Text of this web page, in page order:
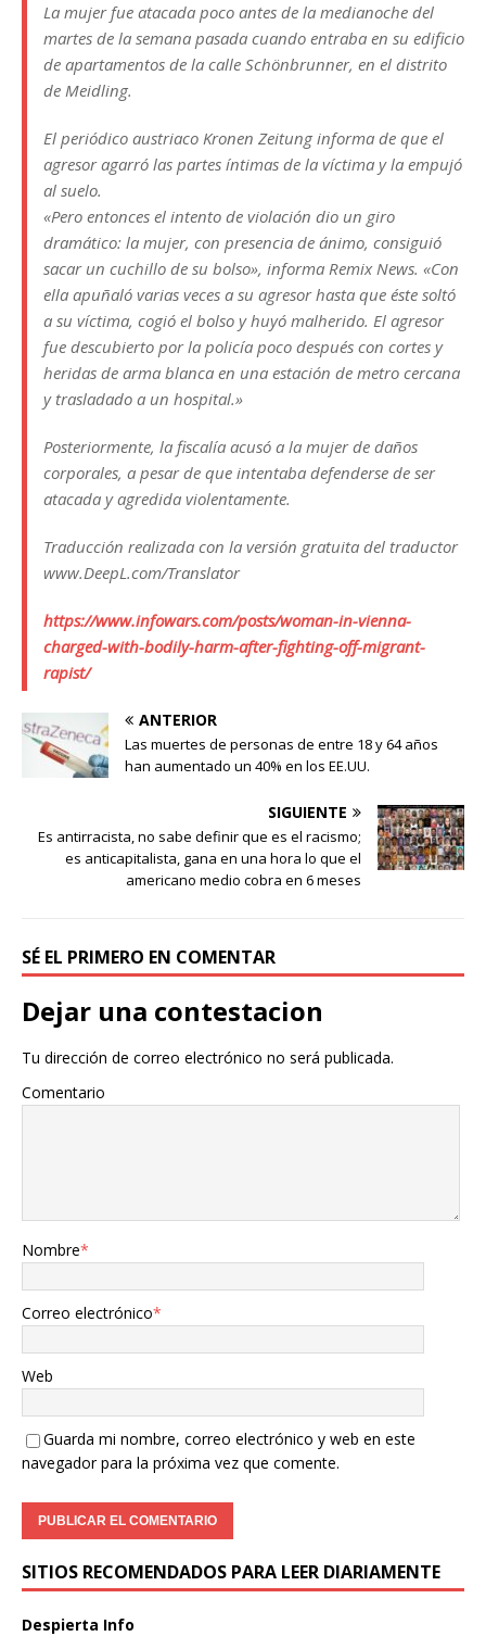
La mujer fue atacada poco antes de la medianoche del
martes de la semana pasada cuando entraba en su edificio
de apartamentos de la calle Schönbrunner, en el distrito
de Meidling.
El periódico austriaco Kronen Zeitung informa de que el
agresor agarró las partes íntimas de la víctima y la empujó
al suelo.
«Pero entonces el intento de violación dio un giro
dramático: la mujer, con presencia de ánimo, consiguió
sacar un cuchillo de su bolso», informa Remix News. «Con
ella apuñaló varias veces a su agresor hasta que éste soltó
a su víctima, cogió el bolso y huyó malherido. El agresor
fue descubierto por la policía poco después con cortes y
heridas de arma blanca en una estación de metro cercana
y trasladado a un hospital.»
Posteriormente, la fiscalía acusó a la mujer de daños
corporales, a pesar de que intentaba defenderse de ser
atacada y agredida violentamente.
Traducción realizada con la versión gratuita del traductor
www.DeepL.com/Translator
https://www.infowars.com/posts/woman-in-vienna-
charged-with-bodily-harm-after-fighting-off-migrant-
rapist/
ANTERIOR
Las muertes de personas de entre 18 y 64 años
han aumentado un 40% en los EE.UU.
SIGUIENTE
Es antirracista, no sabe definir que es el racismo;
es anticapitalista, gana en una hora lo que el
americano medio cobra en 6 meses
SÉ EL PRIMERO EN COMENTAR
Dejar una contestacion
Tu dirección de correo electrónico no será publicada.
Comentario
Nombre*
Correo electrónico*
Web
Guarda mi nombre, correo electrónico y web en este
navegador para la próxima vez que comente.
SITIOS RECOMENDADOS PARA LEER DIARIAMENTE
Despierta Info